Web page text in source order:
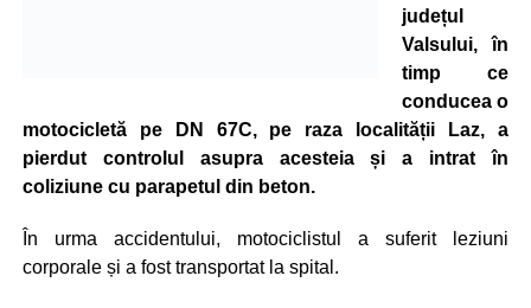
județul
Valsului, în
timp ce
conducea o
motocicletă pe DN 67C, pe raza localității Laz, a
pierdut controlul asupra acesteia și a intrat în
coliziune cu parapetul din beton.
În urma accidentului, motociclistul a suferit leziuni
corporale și a fost transportat la spital.